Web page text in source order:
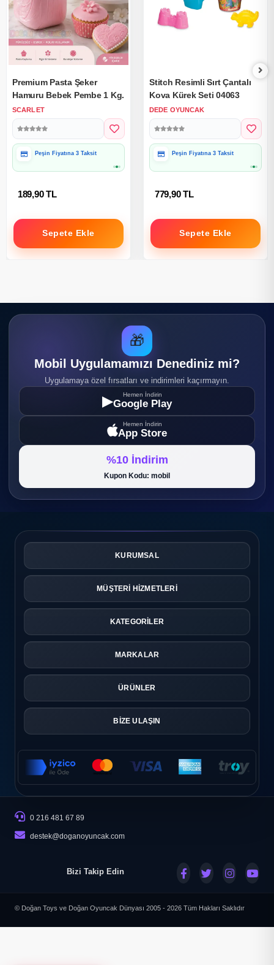
Premium Pasta Şeker
Hamuru Bebek Pembe 1 Kg.
SCARLET
Peşin Fiyatına 3 Taksit
189,90 TL
Sepete Ekle
Stitch Resimli Sırt Çantalı
Kova Kürek Seti 04063
DEDE OYUNCAK
Peşin Fiyatına 3 Taksit
779,90 TL
Sepete Ekle
🎁
Mobil Uygulamamızı Denediniz mi?
Uygulamaya özel fırsatları ve indirimleri kaçırmayın.
▶ Hemen İndirin
Google Play
Hemen İndirin
App Store
%10 İndirim
Kupon Kodu: mobil
KURUMSAL
MÜŞTERİ HİZMETLERİ
KATEGORİLER
MARKALAR
ÜRÜNLER
BİZE ULAŞIN
0 216 481 67 89
destek@doganoyuncak.com
Bizi Takip Edin
© Doğan Toys ve Doğan Oyuncak Dünyası 2005 - 2026 Tüm Hakları Saklıdır